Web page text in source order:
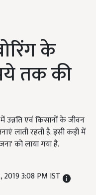
के
तक की
एवं किसानों के जीवन
लाती रहती है. इसी कड़ी में
को लाया गया है.
3:08 PM IST